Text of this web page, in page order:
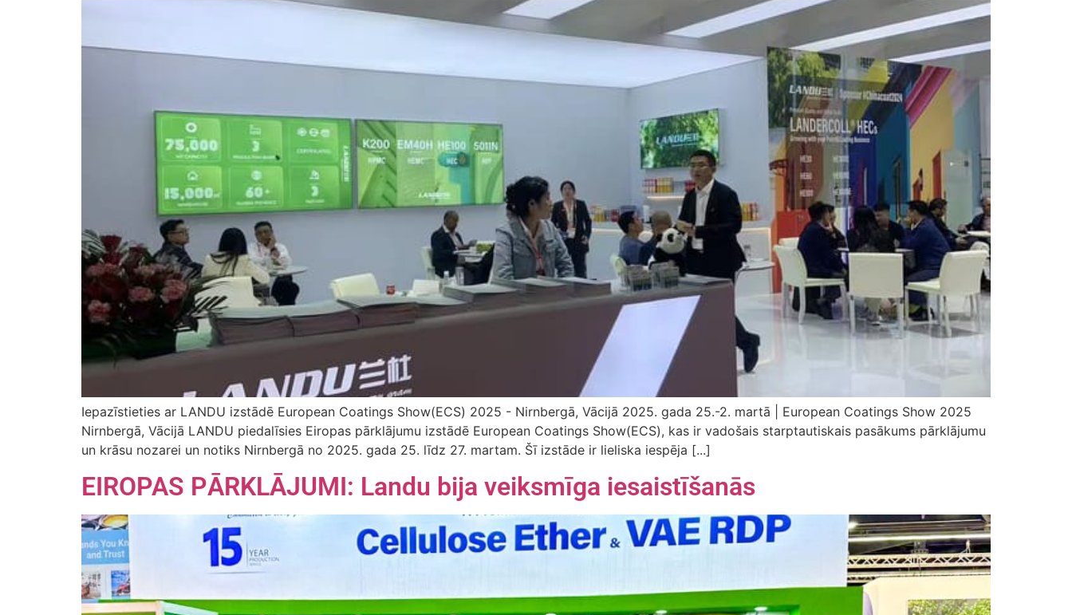
Iepazīstieties ar LANDU izstādē European Coatings Show(ECS) 2025 - Nirnbergā, Vācijā 2025. gada 25.-2. martā | European Coatings Show 2025
Nirnbergā, Vācijā LANDU piedalīsies Eiropas pārklājumu izstādē European Coatings Show(ECS), kas ir vadošais starptautiskais pasākums pārklājumu
un krāsu nozarei un notiks Nirnbergā no 2025. gada 25. līdz 27. martam. Šī izstāde ir lieliska iespēja [...]
EIROPAS PĀRKLĀJUMI: Landu bija veiksmīga iesaistīšanās